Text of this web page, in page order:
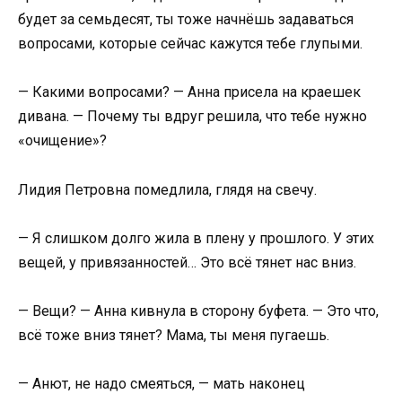
будет за семьдесят, ты тоже начнёшь задаваться
вопросами, которые сейчас кажутся тебе глупыми.
— Какими вопросами? — Анна присела на краешек
дивана. — Почему ты вдруг решила, что тебе нужно
«очищение»?
Лидия Петровна помедлила, глядя на свечу.
— Я слишком долго жила в плену у прошлого. У этих
вещей, у привязанностей… Это всё тянет нас вниз.
— Вещи? — Анна кивнула в сторону буфета. — Это что,
всё тоже вниз тянет? Мама, ты меня пугаешь.
— Анют, не надо смеяться, — мать наконец